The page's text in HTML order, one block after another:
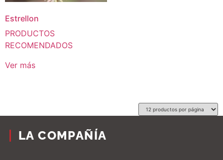
Estrellon
PRODUCTOS
RECOMENDADOS
Ver más
LA COMPAÑÍA